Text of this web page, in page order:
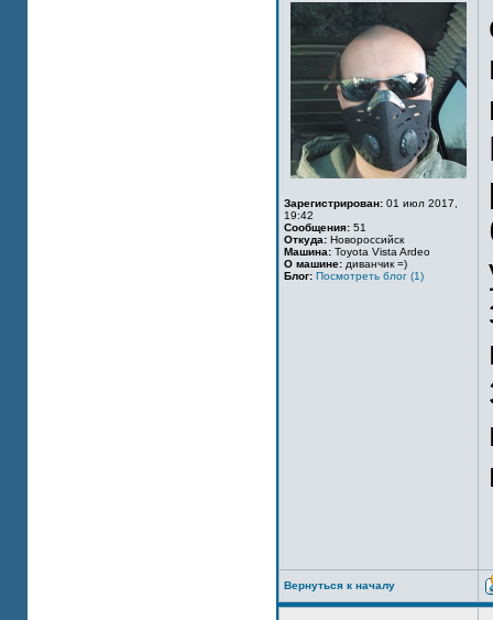
Зарегистрирован: 01 июл 2017,
19:42
Сообщения: 51
Откуда: Новороссийск
Машина: Toyota Vista Ardeo
О машине: диванчик =)
Блог: Посмотреть блог (1)
Вернуться к началу